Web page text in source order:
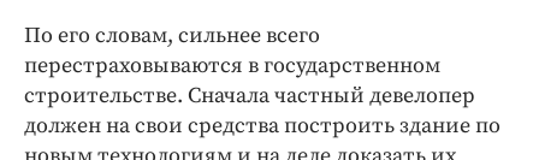
По его словам, сильнее всего
перестраховываются в государственном
строительстве. Сначала частный девелопер
должен на свои средства построить здание по